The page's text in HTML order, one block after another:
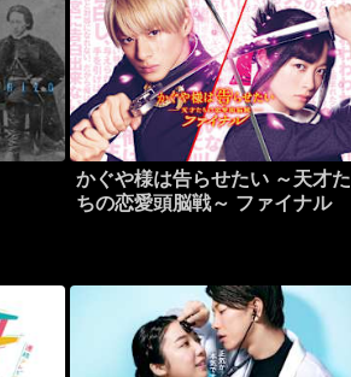
かぐや様は告らせたい ～天才た
ちの恋愛頭脳戦～ ファイナル